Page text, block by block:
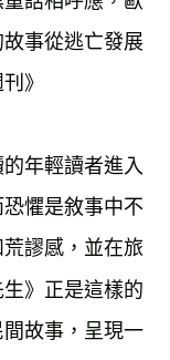
事從逃亡發展
》
年輕讀者進入
懼是敘事中不
謬感，並在旅
》正是這樣的
故事，呈現一